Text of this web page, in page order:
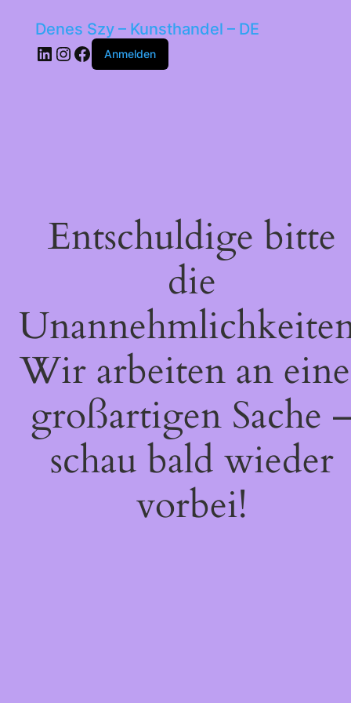
Denes Szy – Kunsthandel – DE
LinkedIn
Instagram
Facebook
Anmelden
Entschuldige bitte
die
Wir arbeiten an
großartigen Sache
schau bald wieder
vorbei!